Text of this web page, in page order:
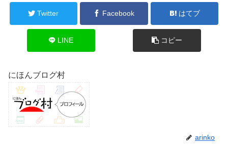
Twitter Facebook はてブ
LINE コピー
にほんブログ村
arinko